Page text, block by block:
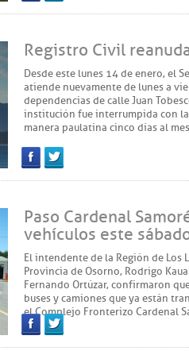
FacebookTwitter
Registro Civil
Desde este lunes 14 de enero, el
atiende nuevamente de lunes a
dependencias de calle Juan
institución fue interrumpida con
manera paulatina cinco días al
FacebookTwitter
Paso Cardenal
vehículos este
El intendente de la Región de Los
Provincia de Osorno, Rodrigo
Fernando Ortúzar, confirmaron
buses y camiones que ya están
el Complejo Fronterizo Cardenal
FacebookTwitter